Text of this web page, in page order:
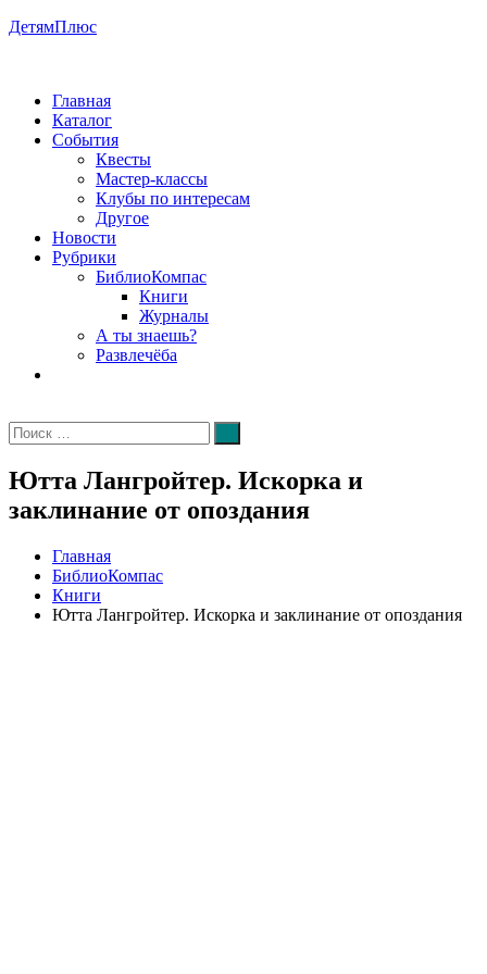
Перейти
ДетямПлюс
Главная
Каталог
События
Квесты
Мастер-классы
Клубы по интересам
Другое
Новости
Рубрики
БиблиоКомпас
Книги
Журналы
А ты знаешь?
Развлечёба
Искать:
Ютта Лангройтер. Искорка и
заклинание от опоздания
Главная
БиблиоКомпас
Книги
Ютта Лангройтер. Искорка и заклинание от опоздания